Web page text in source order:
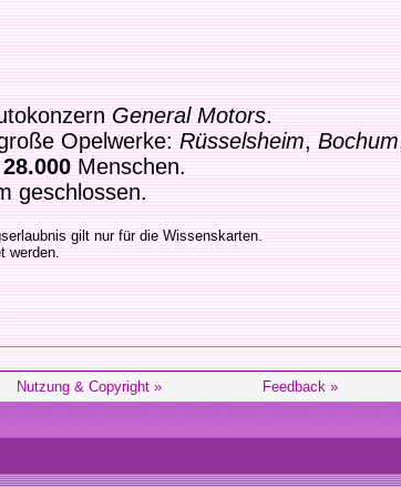
General Motors.
Opelwerke:Rüsselsheim,Bochum
28.000Menschen.
geschlossen.
gilt nur für die Wissenskarten.
werden.
Nutzung & Copyright » Feedback »